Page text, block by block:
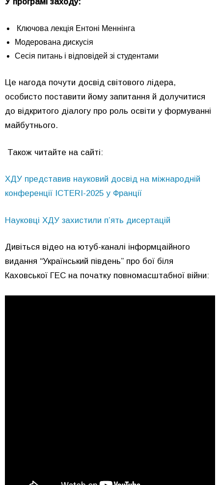
У програмі заходу:
Ключова лекція Ентоні Меннінга
Модерована дискусія
Сесія питань і відповідей зі студентами
Це нагода почути досвід світового лідера,
особисто поставити йому запитання й долучитися
до відкритого діалогу про роль освіти у формуванні
майбутнього.
Також читайте на сайті:
ХДУ представив науковий досвід на міжнародній
конференції ICTERI-2025 у Франції
Науковці ХДУ захистили п’ять дисертацій
Дивіться відео на ютуб-каналі інформцаійного
видання “Український південь” про бої біля
Каховської ГЕС на початку повномасштабної війни: